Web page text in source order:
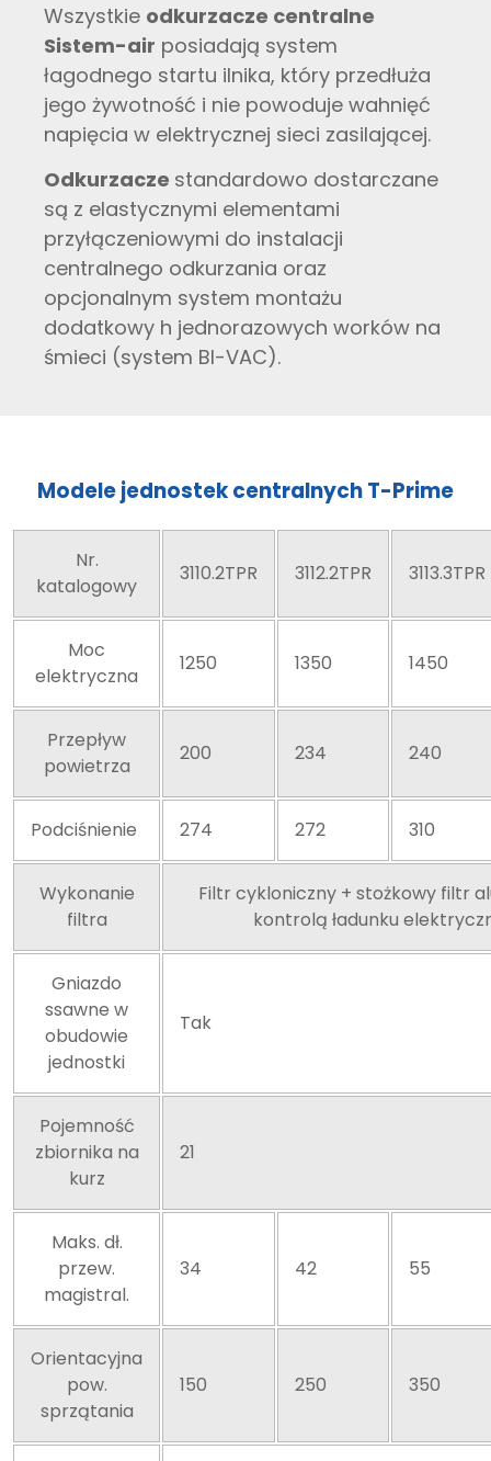
Wszystkie odkurzacze centralne
Sistem-air posiadają system
łagodnego startu ilnika, który przedłuża
jego żywotność i nie powoduje wahnięć
napięcia w elektrycznej sieci zasilającej.
Odkurzacze standardowo dostarczane
są z elastycznymi elementami
przyłączeniowymi do instalacji
centralnego odkurzania oraz
opcjonalnym system montażu
dodatkowy h jednorazowych worków na
śmieci (system BI-VAC).
Modele jednostek centralnych T-Prime
Nr.
katalogowy
3110.2TPR 3112.2TPR 3113.3TPR
Moc
elektryczna
1250 1350 1450
Przepływ
powietrza
200 234 240
Podciśnienie 274 272 310
Wykonanie
filtra
Filtr cykloniczny + stożkowy filtr
kontrolą ładunku
Gniazdo
ssawne w
obudowie
jednostki
Tak
Pojemność
zbiornika na
kurz
21
Maks. dł.
przew.
magistral.
34 42 55
Orientacyjna
pow.
sprzątania
150 250 350